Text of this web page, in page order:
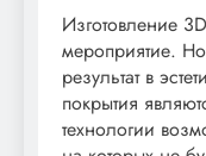
Изготовление
мероприятие.
результат в
покрытия
технологии